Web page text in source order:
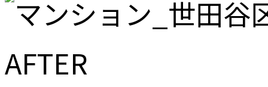
AFTER